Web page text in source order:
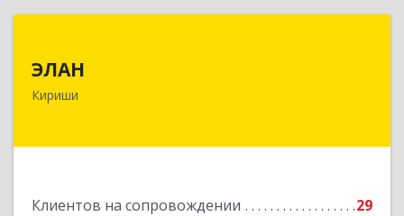
ЭЛАН
Кириши
Клиентов на сопровождении 29
Подробнее